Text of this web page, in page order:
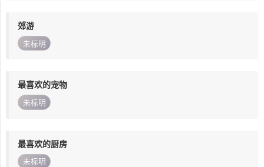
郊游
未标明
最喜欢的宠物
未标明
最喜欢的厨房
未标明